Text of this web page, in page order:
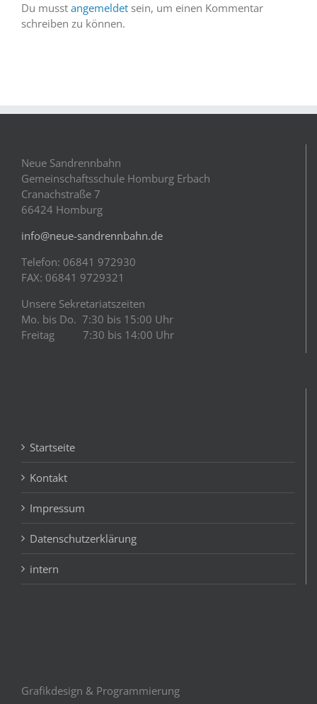
Du musst angemeldet sein, um einen Kommentar
schreiben zu können.
Neue Sandrennbahn
Gemeinschaftsschule Homburg Erbach
Cranachstraße 7
66424 Homburg
info@neue-sandrennbahn.de
Telefon: 06841 972930
FAX: 06841 9729321
Unsere Sekretariatszeiten
Mo. bis Do. 7:30 bis 15:00 Uhr
Freitag 7:30 bis 14:00 Uhr
Startseite
Kontakt
Impressum
Datenschutzerklärung
intern
Grafikdesign & Programmierung